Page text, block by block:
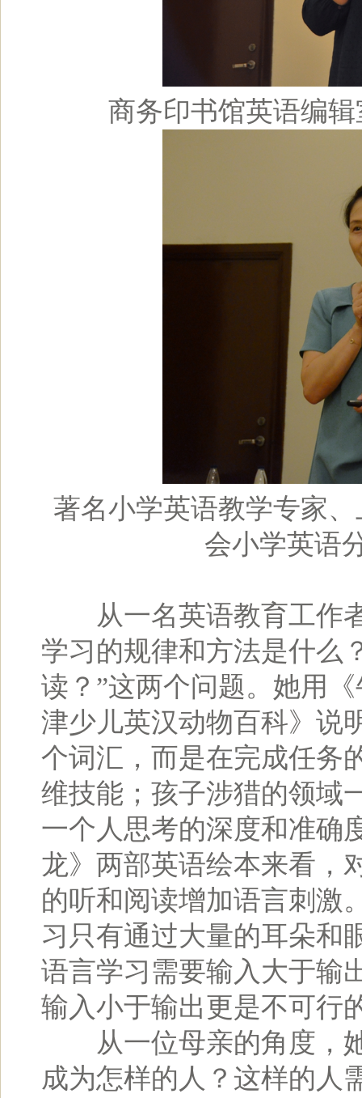
商务印书馆英语编
著名小学英语教学专家
会小学英语
从一名英语教育工作者
学习的规律和方法是什么
读？”这两个问题。她用
津少儿英汉动物百科》说
个词汇，而是在完成任务
维技能；孩子涉猎的领域
一个人思考的深度和准确
龙》两部英语绘本来看，
的听和阅读增加语言刺激
习只有通过大量的耳朵和
语言学习需要输入大于输
输入小于输出更是不可行
从一位母亲的角度，她
成为怎样的人？这样的人